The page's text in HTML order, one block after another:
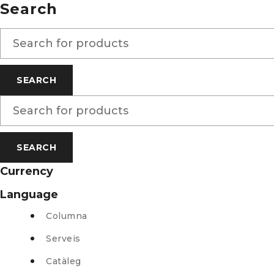
Search
Currency
Language
Columna
Serveis
Catàleg